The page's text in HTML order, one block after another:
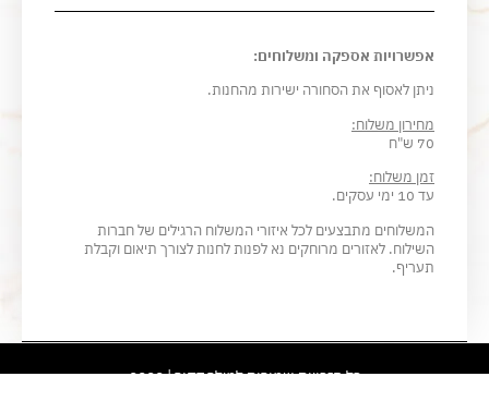
אפשרויות אספקה ומשלוחים:
ניתן לאסוף את הסחורה ישירות מהחנות.
מחירון משלוח:
70 ש"ח
זמן משלוח:
עד 10 ימי עסקים.
המשלוחים מתבצעים לכל איזורי המשלוח הרגילים של חברות
השילוח. לאזורים מרוחקים נא לפנות לחנות לצורך תיאום וקבלת
תעריף.
כל הזכויות שמורות למילר דקור | 2022